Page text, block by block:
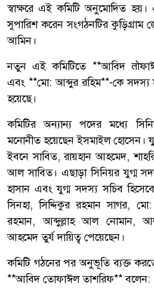
স্বাক্ষরে এই কমিটি অনুমোদিত হয়।
সুপারিশ করেন সংগঠনটির কুড়িগ্রাম
আমিন।
নতুন এই কমিটিতে **আবিদ
এবং **মো: আব্দুর রহিম**-কে সদস্য
হয়েছে।
কমিটির অন্যান্য পদের মধ্যে
মনোনীত হয়েছেন ইসমাইল হোসেন।
ইবনে সাবিত, রায়হান আহমেদ,
আল সাবিত। এছাড়া সিনিয়র যুগ্ম
হাসান এবং যুগ্ম সদস্য সচিব
সিনহা, সিদ্দিকুর রহমান সাগর,
রহমান, আব্দুল্লাহ আল নোমান,
আহমেদ তুর্য দায়িত্ব পেয়েছেন।
কমিটি গঠনের পর অনুভূতি ব্যক্ত
**আবিদ তোফাঈল তাশরিফ** বলেন: